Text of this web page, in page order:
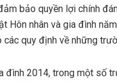
bảo quyền lợi chính
Hôn nhân và gia đình
quy định về những
đình 2014, trong một số